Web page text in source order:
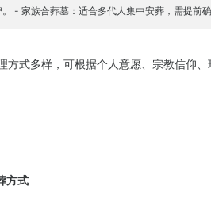
- 家族合葬墓：适合多代人集中安葬，需提前
式多样，可根据个人意愿、宗教信仰、
方式